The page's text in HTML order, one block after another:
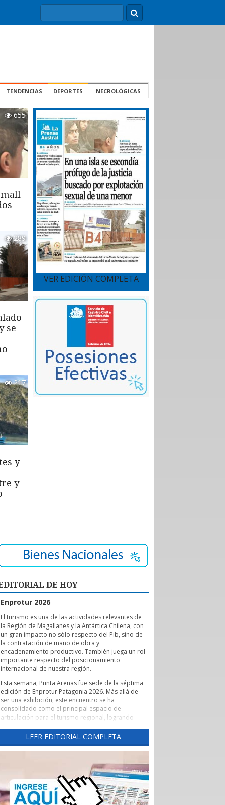
TENDENCIAS DEPORTES NECROLÓGICAS
655
289
se
217
y
y
VER EDICIÓN COMPLETA
DE HOY
Enprotur 2026
El turismo es una de las actividades relevantes de
la Región de Magallanes y la Antártica Chilena, con
un gran impacto no sólo respecto del Pib, sino de
la contratación de mano de obra y
encadenamiento productivo. También juega un rol
importante respecto del posicionamiento
internacional de nuestra región.
Esta semana, Punta Arenas fue sede de la séptima
edición de Enprotur Patagonia 2026. Más allá de
ser una exhibición, este encuentro se ha
consolidado como el principal espacio de
articulación para el turismo regional, logrando
un entorno de profesionalismo y colaboración.
Lo que realmente otorga un valor estratégico a
catalizador de vínculos comerciales. El evento ha
facilitado de manera excepcional el acceso directo
de hoteles, restaurantes y otros servicios turísticos
-el sector Horeca- a una red diversificada de
proveedores.
LEER EDITORIAL COMPLETA